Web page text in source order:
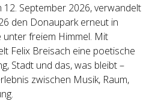
12. September 2026, verwandelt
den Donaupark erneut in
freiem Himmel. Mit
Felix Breisach eine poetische
Stadt und das, was bleibt –
zwischen Musik, Raum,